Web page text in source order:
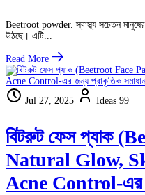
Beetroot powder. স্বাস্থ্য সচেতন
উঠছে। এটি...
Read More
Jul 27, 2025 Ideas 99
বিটরুট ফেস প্যাক
Natural Glow,
Acne Control-এর